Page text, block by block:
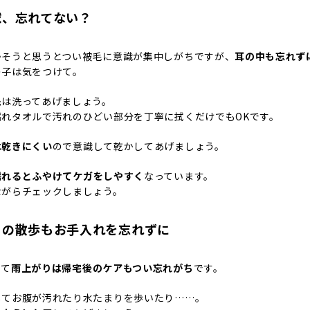
忘れてない？
うと思うとつい被毛に意識が集中しがちですが、耳の中も忘れず
は気をつけて。
洗ってあげましょう。
タオルで汚れのひどい部分を丁寧に拭くだけでもOKです。
きにくいので意識して乾かしてあげましょう。
るとふやけてケガをしやすく なっています。
らチェックしましょう。
散歩もお手入れを忘れずに
雨上がりは帰宅後のケアもつい忘れがち です。
お腹が汚れたり水たまりを歩いたり……。